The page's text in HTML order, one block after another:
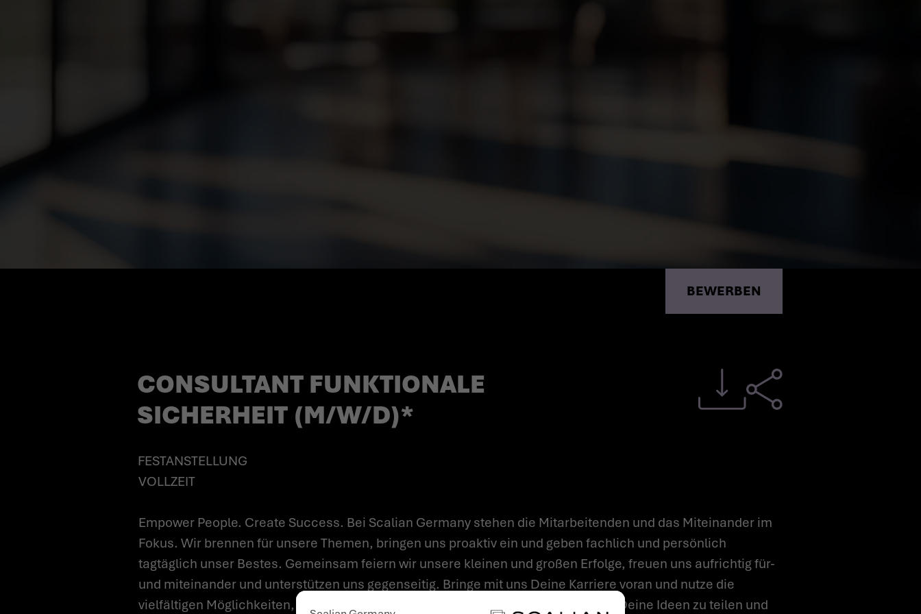
CONSULTANT FUNKTIONALE SICHERHEITBEWERBEN
CONSULTANT FUNKTIONALE
SICHERHEIT (M/W/D)*
FESTANSTELLUNG
VOLLZEIT
Empower People. Create Success. Bei Scalian Germany stehen die Mitarbeitenden und das Miteinander im
Fokus. Wir brennen für unsere Themen, bringen uns proaktiv ein und geben fachlich und persönlich
tagtäglich unser Bestes. Gemeinsam feiern wir unsere kleinen und großen Erfolge, freuen uns aufrichtig für-
und miteinander und unterstützen uns gegenseitig. Bringe mit uns Deine Karriere voran und nutze die
vielfältigen Möglichkeiten, Dich individuell weiterzuentwickeln, Dein Wissen und Deine Ideen zu teilen und